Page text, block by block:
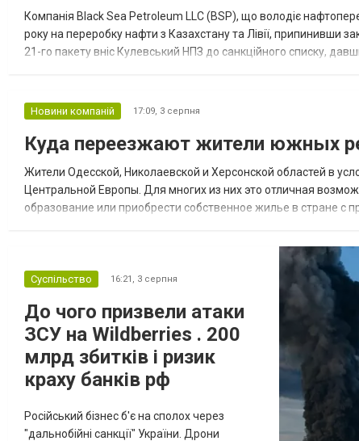
Компанія Black Sea Petroleum LLC (BSP), що володіє
року на переробку нафти з Казахстану та Лівії, припинивши
21-го пакету вніс Кулевський НПЗ до санкційного списку,
Новини компаній 17:09, 3 серпня
Куда переезжают жители южных
Жители Одесской, Николаевской и Херсонской областей в
Центральной Европы. Для многих из них это отличная
образование или приобрести собственное жилье в стране с
Суспільство 16:21, 3 серпня
До чого призвели атаки
ЗСУ на Wildberries . 200
млрд збитків і ризик
краху банків рф
Російський бізнес б'є на сполох через
"дальнобійні санкції" України. Дрони